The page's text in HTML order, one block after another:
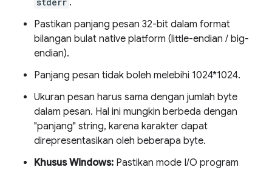
.
Pastikan panjang pesan 32-bit dalam format
bilangan bulat native platform (little-endian / big-
endian).
Panjang pesan tidak boleh melebihi 1024*1024.
Ukuran pesan harus sama dengan jumlah byte
dalam pesan. Hal ini mungkin berbeda dengan
"panjang" string, karena karakter dapat
direpresentasikan oleh beberapa byte.
Khusus Windows: Pastikan mode I/O program